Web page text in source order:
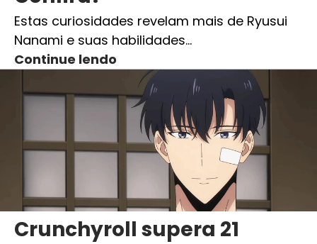
Estas curiosidades revelam mais de Ryusui
Nanami e suas habilidades…
Continue lendo
Crunchyroll supera 21